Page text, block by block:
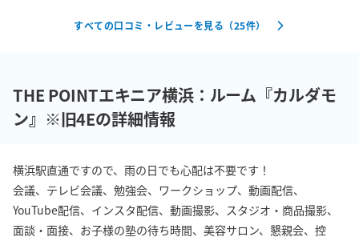
すべての口コミ・レビューを見る（25件）
THE POINTエキニア横浜：ルーム『カルダモ
ン』※旧4Eの詳細情報
横浜駅直通ですので、雨の日でも心配は不要です！
会議、テレビ会議、勉強会、ワークショップ、動画配信、
YouTube配信、インスタ配信、動画撮影、スタジオ・商品撮影、
面談・面接、お子様の塾の待ち時間、美容サロン、懇親会、控